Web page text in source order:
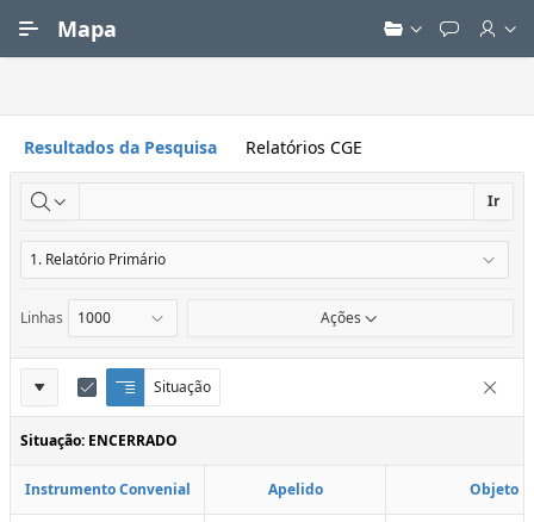
Mapa
Resultados da Pesquisa Relatórios CGE
Ir
Linhas Ações
Definições
do
Relatório
Situação
Q
u
e
b
a
E
d
i
t
r
Situação: ENCERRADO
Instrumento Convenial Apelido Objeto